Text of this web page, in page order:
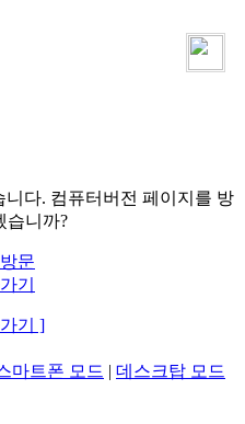
다. 컴퓨터버전 페이지를 방
습니까?
문
기
기 ]
마트폰 모드 | 데스크탑 모드